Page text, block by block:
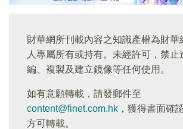
財華網所刊載內容之知識產權為財華
人專屬所有或持有。未經許可，禁止
編、複製及建立鏡像等任何使用。
如有意願轉載，請發郵件至
content@finet.com.hk ，獲得書面確
方可轉載。